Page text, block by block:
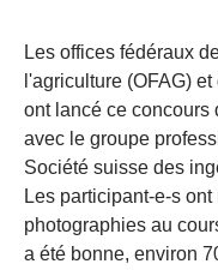
​Les offices fédéraux
l'agriculture (OFAG)
ont lancé ce concours
avec le groupe
Société suisse des
Les participant-e-s
photographies au
a été bonne, environ